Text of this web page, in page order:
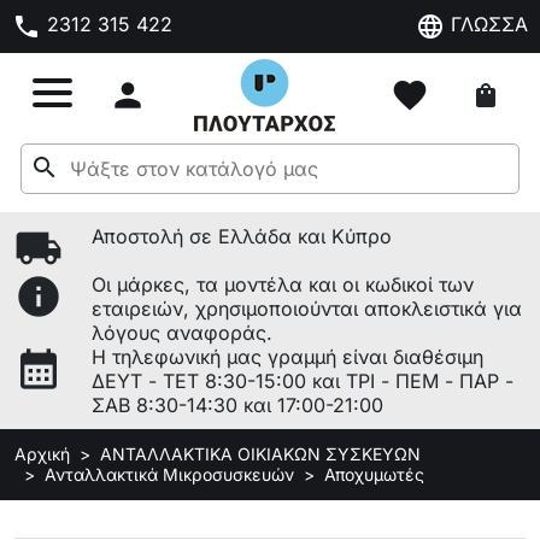
phone 2312 315 422 language ΓΛΩΣΣΑ
 favorite shopping_bag
search
local_shipping Αποστολή σε Ελλάδα και Κύπρο
info
Οι μάρκες, τα μοντέλα και οι κωδικοί των
εταιρειών, χρησιμοποιούνται αποκλειστικά για
λόγους αναφοράς.
calendar_month
Η τηλεφωνική μας γραμμή είναι διαθέσιμη
ΔΕΥΤ - ΤΕΤ 8:30-15:00 και ΤΡΙ - ΠΕΜ - ΠΑΡ -
ΣΑΒ 8:30-14:30 και 17:00-21:00
Αρχική
ΑΝΤΑΛΛΑΚΤΙΚΑ ΟΙΚΙΑΚΩΝ ΣΥΣΚΕΥΩΝ
Ανταλλακτικά Μικροσυσκευών
Αποχυμωτές